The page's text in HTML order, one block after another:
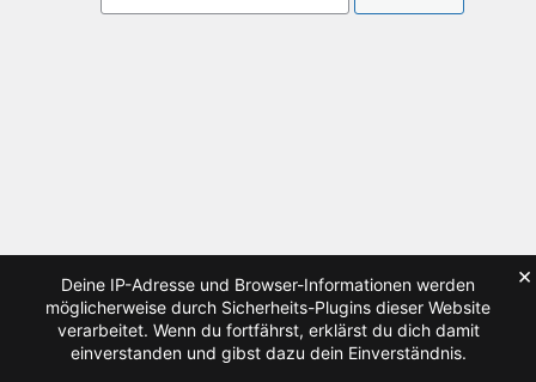
Deine IP-Adresse und Browser-Informationen werden
möglicherweise durch Sicherheits-Plugins dieser Website
verarbeitet. Wenn du fortfährst, erklärst du dich damit
einverstanden und gibst dazu dein Einverständnis.
×